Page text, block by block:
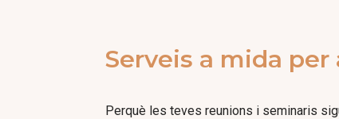
Serveis a mida
Perquè les teves reunions i seminaris